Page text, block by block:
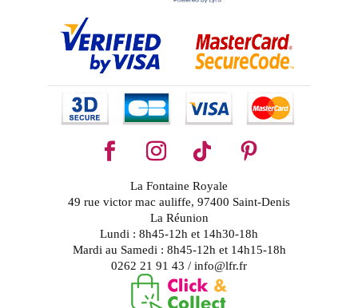
La Fontaine Royale
49 rue victor mac auliffe, 97400 Saint-Denis
La Réunion
Lundi : 8h45-12h et 14h30-18h
Mardi au Samedi : 8h45-12h et 14h15-18h
0262 21 91 43 / info@lfr.fr